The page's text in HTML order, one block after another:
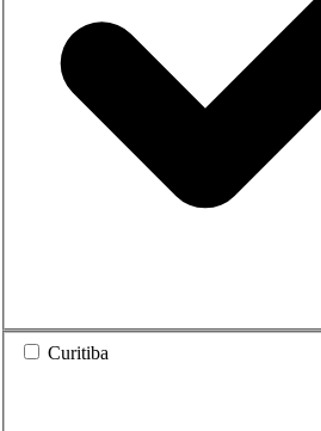
Curitiba